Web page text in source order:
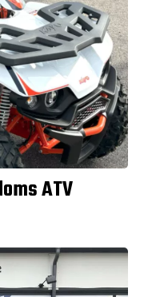
ATV